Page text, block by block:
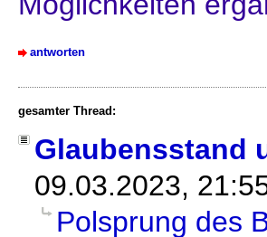
antworten
gesamter Thread:
Glaubensstand
09.03.2023,
Polsprung des